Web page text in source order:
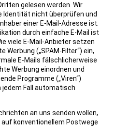
gelesen werden. Wir
Identität nicht überprüfen und
einer E-Mail-Adresse ist.
durch einfache E-Mail ist
viele E-Mail-Anbieter setzen
Werbung („SPAM-Filter“) ein,
E-Mails fälschlicherweise
Werbung einordnen und
Programme („Viren“)
jedem Fall automatisch
an uns senden wollen,
konventionellem Postwege